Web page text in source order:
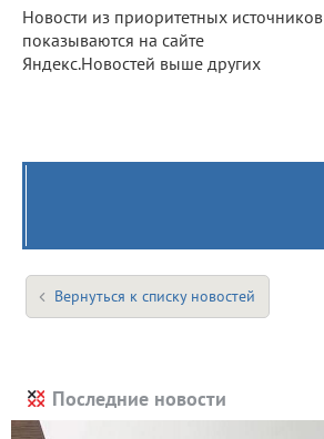
Новости из приоритетных источников
показываются на сайте
Яндекс.Новостей выше других
Вернуться к списку новостей
Последние новости